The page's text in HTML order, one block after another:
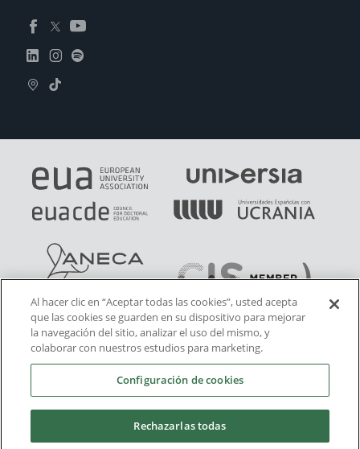
Al hacer clic en “Aceptar todas las cookies”, usted acepta
que las cookies se guarden en su dispositivo para mejorar
la navegación del sitio, analizar el uso del mismo, y
colaborar con nuestros estudios para marketing.
Configuración de cookies
Rechazarlas todas